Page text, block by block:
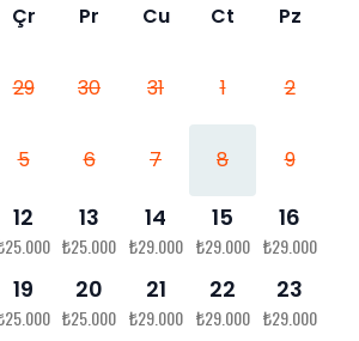
Çr Pr Cu Ct Pz
29 30 31 1 2
5 6 7 8 9
12 13
₺25.000
14
₺29.000
15
₺29.000
16
₺29.000
19 20
₺25.000
21
₺29.000
22
₺29.000
23
₺29.000